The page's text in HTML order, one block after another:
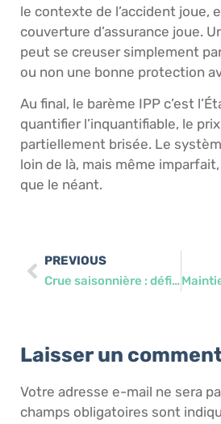
le contexte de l’accident joue,
couverture d’assurance joue.
peut se creuser simplement
ou non une bonne protection
Au final, le barème IPP c’est
quantifier l’inquantifiable, le prix
partiellement brisée. Le
loin de là, mais même
que le néant.
PREVIOUS
Crue saisonnière : définition, causes et impacts sur l’environnement
Laisser un
Votre adresse e-mail ne sera
champs obligatoires sont